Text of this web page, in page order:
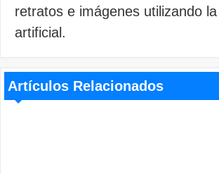
retratos e imágenes utilizando
artificial.
Artículos Relacionados